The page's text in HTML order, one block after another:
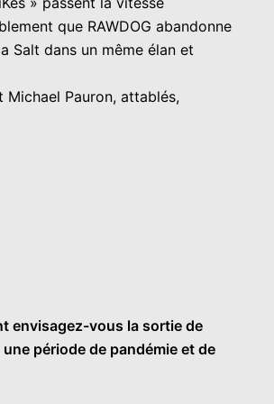
que RAWDOG abandonne
Salt dans un même élan et
Michael Pauron, attablés,
envisagez-vous la sortie de
période de pandémie et de